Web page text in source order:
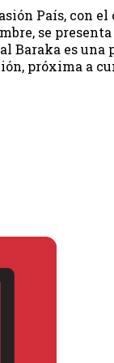
País, con el
se
Baraka es una
próxima a